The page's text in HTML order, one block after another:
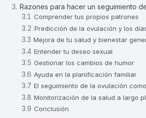
Razones para hacer un seguimiento
Comprender tus propios patrones
Predicción de la ovulación y los
Mejora de tu salud y bienestar
Entender tu deseo sexual
Gestionar los cambios de humor
Ayuda en la planificación familiar
El seguimiento de la ovulación
Monitorización de la salud a largo
Conclusión